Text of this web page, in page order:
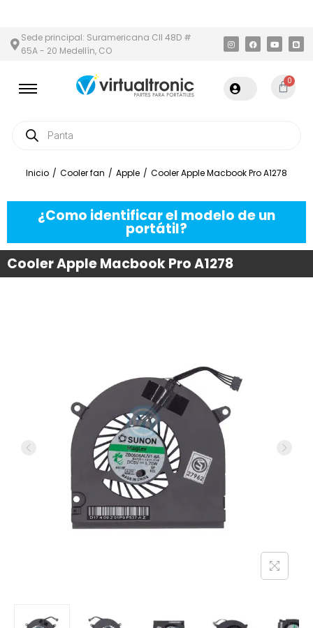
Sede principal: Suramericana Cll 48D #
65A - 20 Medellín, CO
0
Inicio / Cooler fan / Apple / Cooler Apple Macbook Pro A1278
¿Como identificar el modelo de un
portátil?
Cooler Apple Macbook Pro A1278